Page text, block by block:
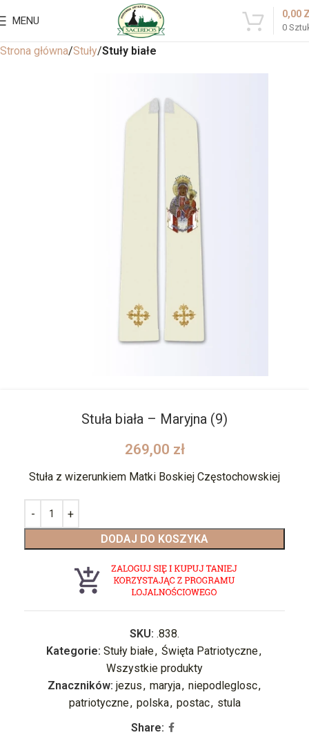
MENU
0
0,00
Strona główna Stuły Stuły białe
Stuła biała – Maryjna (9)
269,00 zł
Stuła z wizerunkiem Matki Boskiej Częstochowskiej
DODAJ DO KOSZYKA
SKU: .838.
Kategorie: Stuły białe, Święta Patriotyczne,
Wszystkie produkty
Znaczników: jezus, maryja, niepodleglosc,
patriotyczne, polska, postac, stula
Share: